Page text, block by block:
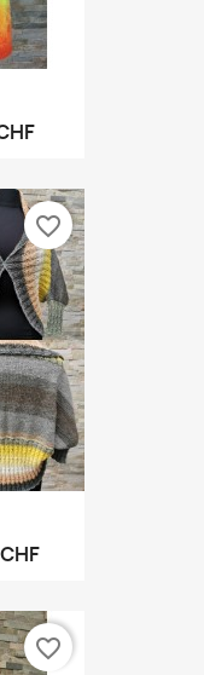
favorite_border
favorite_border